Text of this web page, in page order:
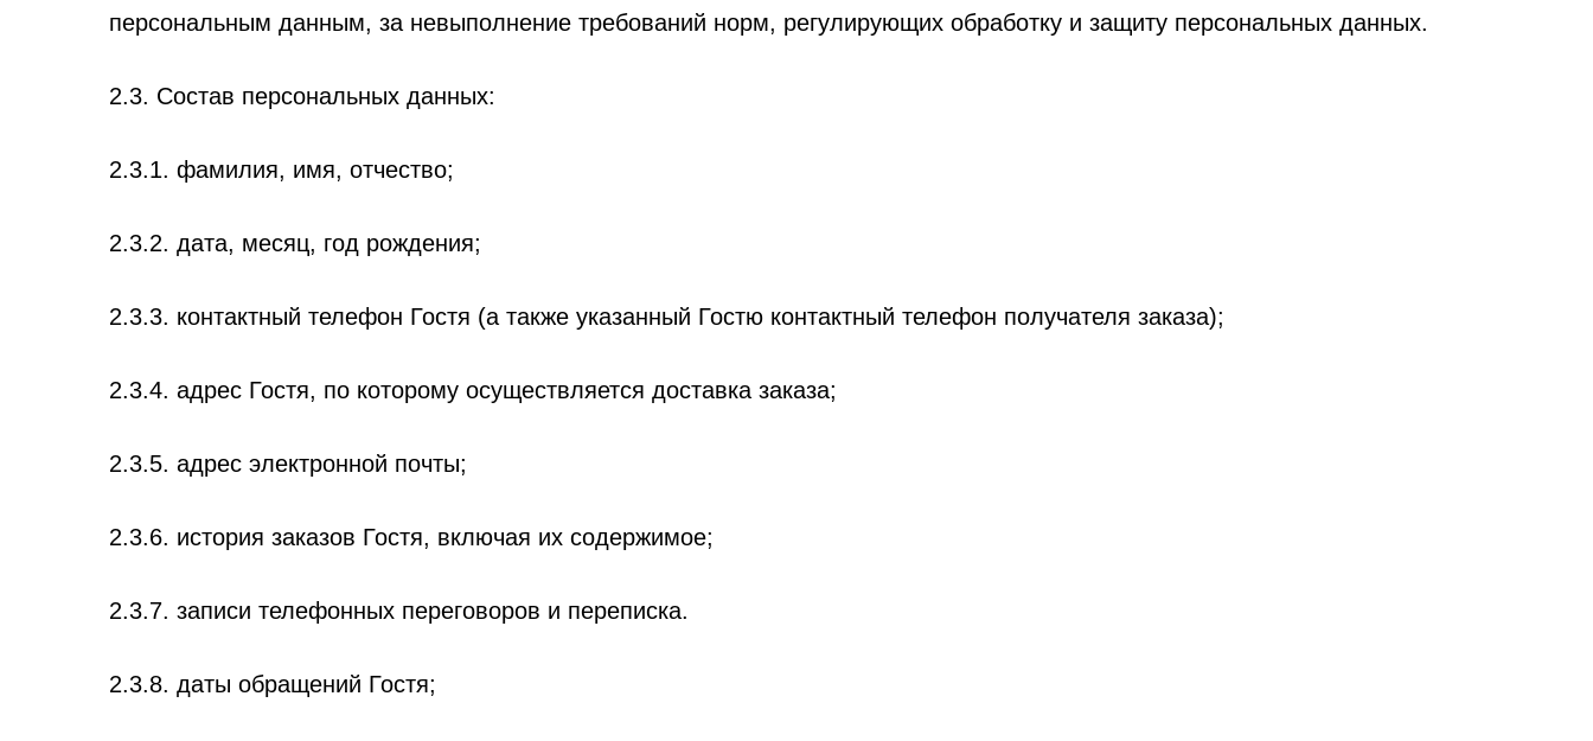
персональным данным, за невыполнение требований норм, регулирующих обработку и защиту персональных данных.
2.3. Состав персональных данных:
2.3.1. фамилия, имя, отчество;
2.3.2. дата, месяц, год рождения;
2.3.3. контактный телефон Гостя (а также указанный Гостю контактный телефон получателя заказа);
2.3.4. адрес Гостя, по которому осуществляется доставка заказа;
2.3.5. адрес электронной почты;
2.3.6. история заказов Гостя, включая их содержимое;
2.3.7. записи телефонных переговоров и переписка.
2.3.8. даты обращений Гостя;